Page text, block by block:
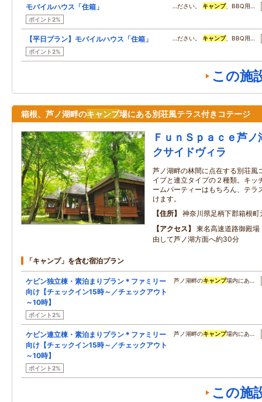
モバイルハウス「住箱」
ポイント2%
…ださい。 キャンプ、BBQ用…
【平日プラン】モバイルハウス「住箱」
ポイント2%
…ださい。 キャンプ、BBQ用…
この施
箱根、芦ノ湖畔のキャンプ場にある別荘風テラス付きコテージ
ＦｕｎＳｐａｃｅ芦
クサイドヴィラ
芦ノ湖畔の林間に点在する別荘風
イプと連立タイプの２種類。キッ
ームパーティーはもちろん、テラ
けます。
住所
神奈川県足柄下郡箱根町
アクセス
東名高速道路御殿
由して芦ノ湖方面へ約30分
「キャンプ」を含む宿泊プラン
ケビン独立棟・素泊まりプラン＊ファミリー
向け【チェックイン15時～／チェックアウト
～10時】
ポイント2%
芦ノ湖畔のキャンプ場内にあ…
ケビン連立棟・素泊まりプラン＊ファミリー
向け【チェックイン15時～／チェックアウト
～10時】
ポイント2%
芦ノ湖畔のキャンプ場内にあ…
この施